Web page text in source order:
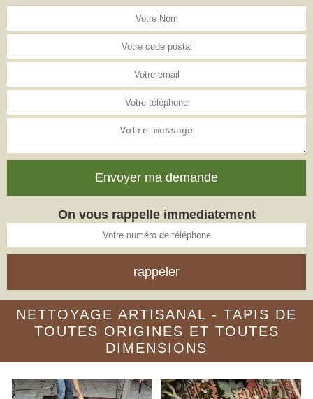
On vous rappelle immediatement
NETTOYAGE ARTISANAL - TAPIS DE
TOUTES ORIGINES ET TOUTES
DIMENSIONS